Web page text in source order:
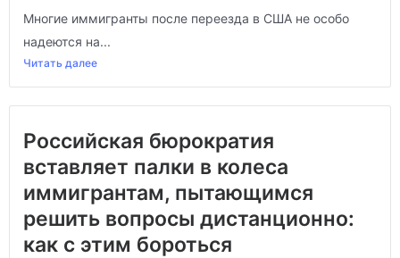
Многие иммигранты после переезда в США не особо
надеются на...
Читать далее
Российская бюрократия
вставляет палки в колеса
иммигрантам, пытающимся
решить вопросы дистанционно:
как с этим бороться